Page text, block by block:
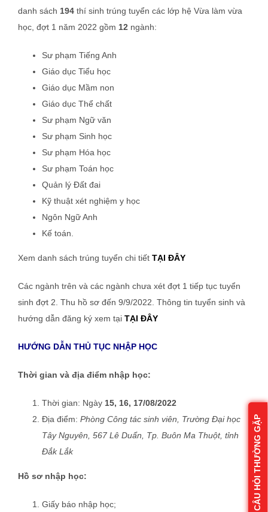
danh sách 194 thí sinh trúng tuyển các lớp hệ Vừa làm vừa
học, đợt 1 năm 2022 gồm 12 ngành:
Sư phạm Tiếng Anh
Giáo dục Tiểu học
Giáo dục Mầm non
Giáo dục Thể chất
Sư phạm Ngữ văn
Sư phạm Sinh học
Sư phạm Hóa học
Sư phạm Toán học
Quản lý Đất đai
Kỹ thuật xét nghiệm y học
Ngôn Ngữ Anh
Kế toán.
Xem danh sách trúng tuyển chi tiết TẠI ĐÂY
Các ngành trên và các ngành chưa xét đợt 1 tiếp tục tuyển
sinh đợt 2. Thu hồ sơ đến 9/9/2022. Thông tin tuyển sinh và
hướng dẫn đăng ký xem tại TẠI ĐÂY
HƯỚNG DẪN THỦ TỤC NHẬP HỌC
Thời gian và địa điểm nhập học:
Thời gian: Ngày 15, 16, 17/08/2022
Địa điểm: Phòng Công tác sinh viên, Trường Đại học
Tây Nguyên 567 Lê Duẩn, Tp. Buôn Ma Thuột, tỉnh
Đắk Lắk
Hồ sơ nhập học:
Giấy báo nhập học;
CÂU HỎI THƯỜNG GẶP